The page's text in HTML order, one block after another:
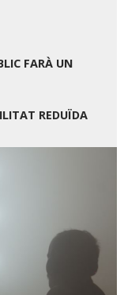
FARÀ UN
REDUÏDA